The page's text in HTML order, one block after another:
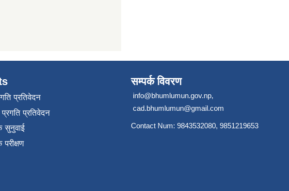
प्रतिवेदन
प्रतिवेदन
सुनुवाई
परीक्षण
सम्पर्क विवरण
info@bhumlumun.gov.np,
cad.bhumlumun@gmail.com
Contact Num: 9843532080, 9851219653